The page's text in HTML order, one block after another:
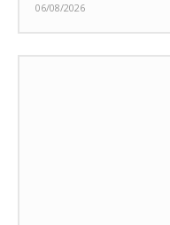
06/08/2026